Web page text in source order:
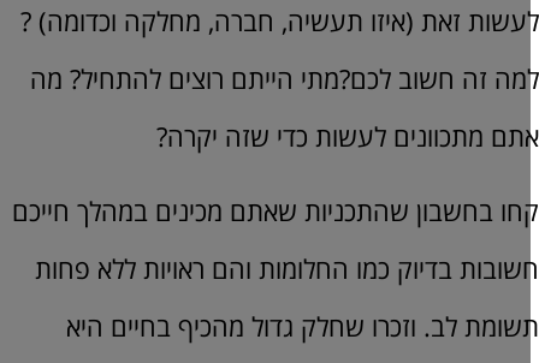
זאת (איזו תעשיה, חברה, מחלקה וכדומה) ?
זה חשוב לכם?מתי הייתם רוצים להתחיל? מה
מתכוונים לעשות כדי שזה יקרה?
בחשבון שהתכניות שאתם מכינים במהלך חייכם
בדיוק כמו החלומות והם ראויות ללא פחות
לב. וזכרו שחלק גדול מהכיף בחיים היא